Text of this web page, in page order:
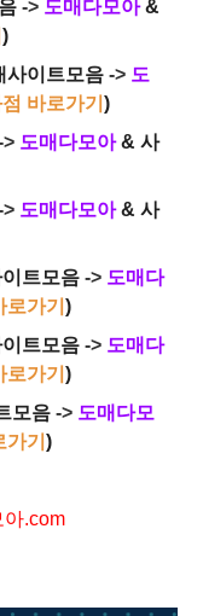
-> 도매다모아 &
)
사이트모음 -> 도
바로가기)
> 도매다모아 & 사
> 도매다모아 & 사
트모음 -> 도매다
로가기)
트모음 -> 도매다
로가기)
모음 -> 도매다모
가기)
아.com